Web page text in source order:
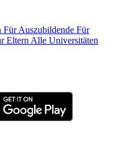
Für Auszubildende Für
Eltern Alle Universitäten